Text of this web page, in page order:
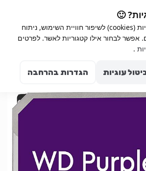
🙂
אנחנו משתמשים בעוגיות (cookies) לשיפור חוויית השימוש, ניתוח
לבחור אילו קטגוריות לאשר. לפרטים
.
עוגיות הגדרות בהרחבה